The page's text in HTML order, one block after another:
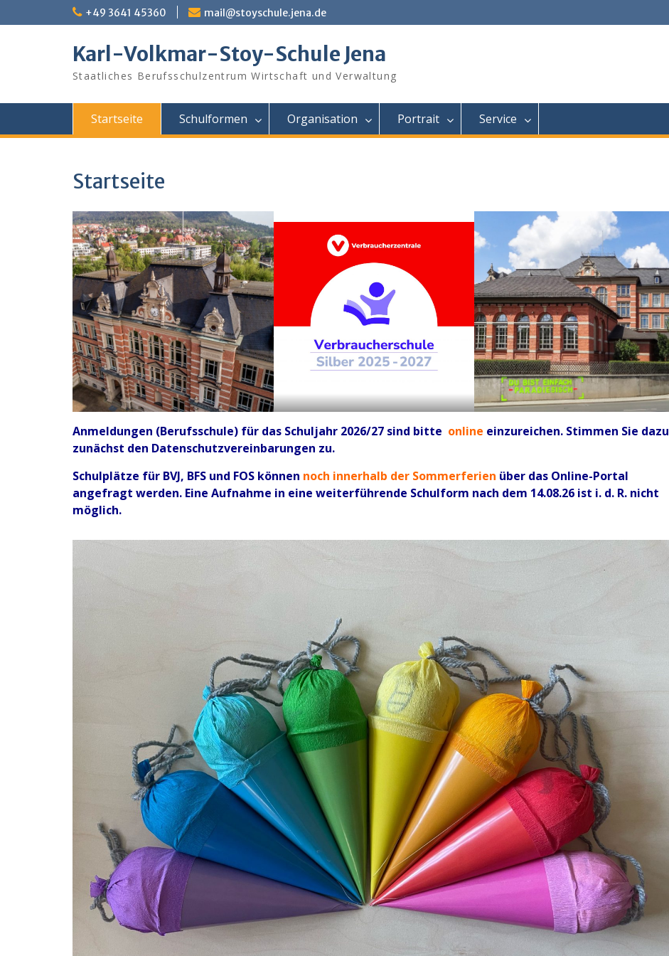
to
+49 3641 45360 mail@stoyschule.jena.de
Karl-Volkmar-Stoy-Schule Jena
Staatliches Berufsschulzentrum Wirtschaft und Verwaltung
Startseite Schulformen Organisation Portrait Service
Startseite
Anmeldungen (Berufsschule) für das Schuljahr 2026/27 sind bitte online einzureichen. Stimmen Sie dazu
zunächst den Datenschutzvereinbarungen zu.
Schulplätze für BVJ, BFS und FOS können noch innerhalb der Sommerferien über das Online-Portal
angefragt werden. Eine Aufnahme in eine weiterführende Schulform nach dem 14.08.26 ist i. d. R. nicht
möglich.